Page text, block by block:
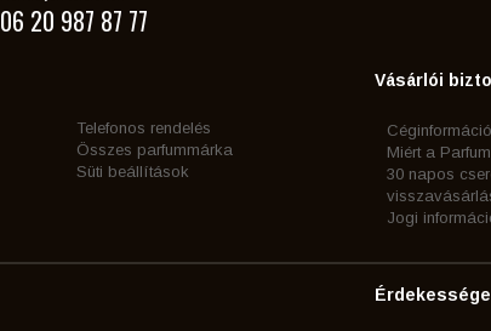
06 20 987 87 77
Telefonos rendelés
Összes parfummárka
Süti beállítások
Vásárlói
Miért a
30 napos
Jogi